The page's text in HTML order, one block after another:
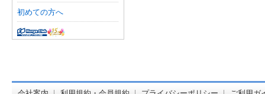
初めての方へ